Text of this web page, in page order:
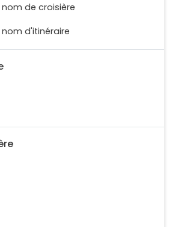
de croisière
d'itinéraire